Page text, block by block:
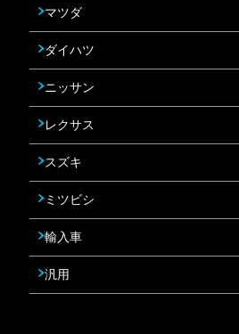
マツダ
ダイハツ
ニッサン
レクサス
スズキ
ミツビシ
輸入車
汎用